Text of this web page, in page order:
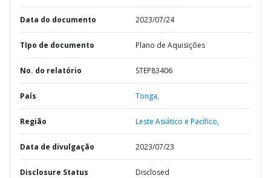
Data do documento 2023/07/24
TIpo de documento Plano de Aquisições
No. do relatório STEP83406
País Tonga,
Região Leste Asiático e Pacífico,
Data de divulgação 2023/07/23
Disclosure Status Disclosed